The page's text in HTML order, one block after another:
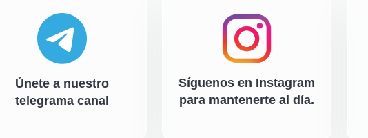
Únete a nuestro
telegrama canal
Síguenos en Instagram
para mantenerte al día.